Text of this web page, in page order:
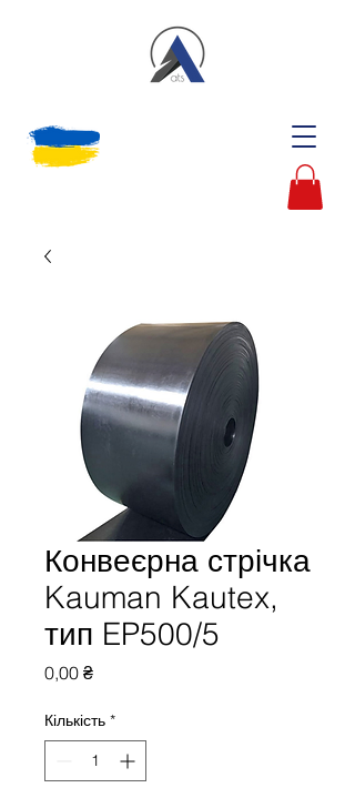
Конвеєрна стрічка
Kauman Kautex,
тип EP500/5
0,00 ₴Ціна
Кількість *